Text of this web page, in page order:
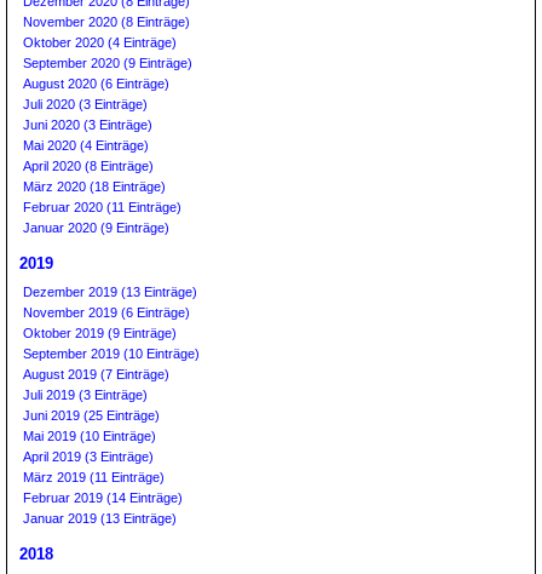
November 2020 (8 Einträge)
Oktober 2020 (4 Einträge)
September 2020 (9 Einträge)
August 2020 (6 Einträge)
Juli 2020 (3 Einträge)
Juni 2020 (3 Einträge)
Mai 2020 (4 Einträge)
April 2020 (8 Einträge)
März 2020 (18 Einträge)
Februar 2020 (11 Einträge)
Januar 2020 (9 Einträge)
2019
Dezember 2019 (13 Einträge)
November 2019 (6 Einträge)
Oktober 2019 (9 Einträge)
September 2019 (10 Einträge)
August 2019 (7 Einträge)
Juli 2019 (3 Einträge)
Juni 2019 (25 Einträge)
Mai 2019 (10 Einträge)
April 2019 (3 Einträge)
März 2019 (11 Einträge)
Februar 2019 (14 Einträge)
Januar 2019 (13 Einträge)
2018